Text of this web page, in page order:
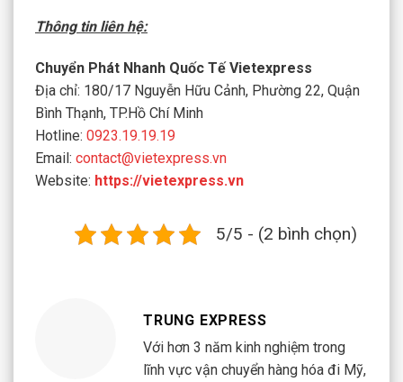
Thông tin liên hệ:
Chuyển Phát Nhanh Quốc Tế Vietexpress
Địa chỉ: 180/17 Nguyễn Hữu Cảnh, Phường 22, Quận
Bình Thạnh, TP.Hồ Chí Minh
Hotline: 0923.19.19.19
Email: contact@vietexpress.vn
Website: https://vietexpress.vn
5/5 - (2 bình chọn)
TRUNG EXPRESS
Với hơn 3 năm kinh nghiệm trong
lĩnh vực vận chuyển hàng hóa đi Mỹ,